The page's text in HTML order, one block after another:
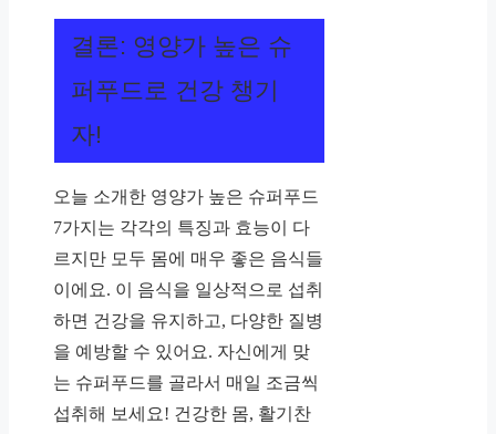
결론: 영양가 높은 슈
퍼푸드로 건강 챙기
자!
오늘 소개한 영양가 높은 슈퍼푸드
7가지는 각각의 특징과 효능이 다
르지만 모두 몸에 매우 좋은 음식들
이에요. 이 음식을 일상적으로 섭취
하면 건강을 유지하고, 다양한 질병
을 예방할 수 있어요. 자신에게 맞
는 슈퍼푸드를 골라서 매일 조금씩
섭취해 보세요! 건강한 몸, 활기찬